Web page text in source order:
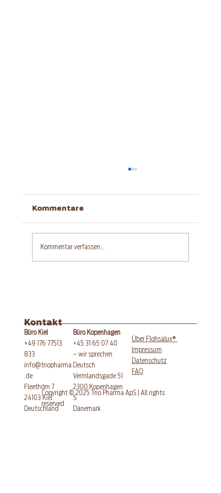
Kommentare
Kommentar verfassen...
Kontakt
Büro Kiel
+49 176 77513
833
info@triopharma
.de
Fleethörn 7
24103 Kiel
​Deutschland
Büro Kopenhagen
+45 31 65 07 40
– wir sprechen
Deutsch
Vermlandsgade 51
​2300 Kopenhagen
S
Dänemark
Über Flohsalux®
Impressum
Datenschutz
FAQ
Copyright © 2025 Trio Pharma ApS | All rights
reserved